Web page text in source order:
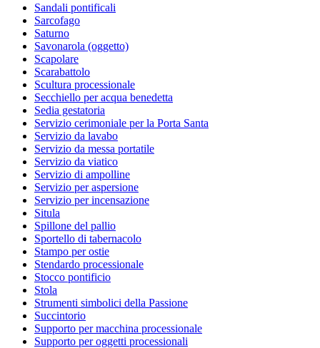
Sandali pontificali
Sarcofago
Saturno
Savonarola (oggetto)
Scapolare
Scarabattolo
Scultura processionale
Secchiello per acqua benedetta
Sedia gestatoria
Servizio cerimoniale per la Porta Santa
Servizio da lavabo
Servizio da messa portatile
Servizio da viatico
Servizio di ampolline
Servizio per aspersione
Servizio per incensazione
Situla
Spillone del pallio
Sportello di tabernacolo
Stampo per ostie
Stendardo processionale
Stocco pontificio
Stola
Strumenti simbolici della Passione
Succintorio
Supporto per macchina processionale
Supporto per oggetti processionali